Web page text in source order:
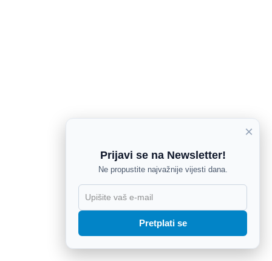
×
Prijavi se na Newsletter!
Ne propustite najvažnije vijesti dana.
Pretplati se